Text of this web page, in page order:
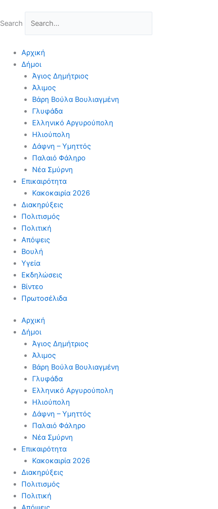
Search
Αρχική
Δήμοι
Άγιος Δημήτριος
Άλιμος
Βάρη Βούλα Βουλιαγμένη
Γλυφάδα
Ελληνικό Αργυρούπολη
Ηλιούπολη
Δάφνη – Υμηττός
Παλαιό Φάληρο
Νέα Σμύρνη
Επικαιρότητα
Κακοκαιρία 2026
Διακηρύξεις
Πολιτισμός
Πολιτική
Απόψεις
Βουλή
Υγεία
Εκδηλώσεις
Βίντεο
Πρωτοσέλιδα
Αρχική
Δήμοι
Άγιος Δημήτριος
Άλιμος
Βάρη Βούλα Βουλιαγμένη
Γλυφάδα
Ελληνικό Αργυρούπολη
Ηλιούπολη
Δάφνη – Υμηττός
Παλαιό Φάληρο
Νέα Σμύρνη
Επικαιρότητα
Κακοκαιρία 2026
Διακηρύξεις
Πολιτισμός
Πολιτική